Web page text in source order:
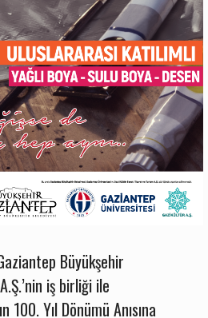
Büyükşehir
iş birliği ile
100. Yıl Dönümü Anısına